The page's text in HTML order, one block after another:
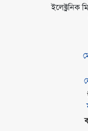
ইলেক্ট্র‌নিক